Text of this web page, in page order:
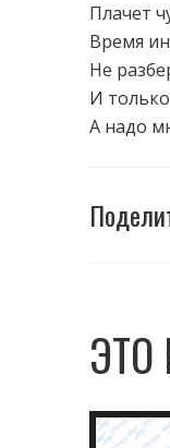
Плачет
Время
Не
И
А надо
ЭТО